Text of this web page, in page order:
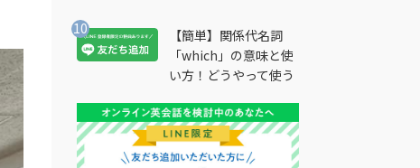
説
【簡単】関係代名詞
「which」の意味と使
い方！どうやって使う